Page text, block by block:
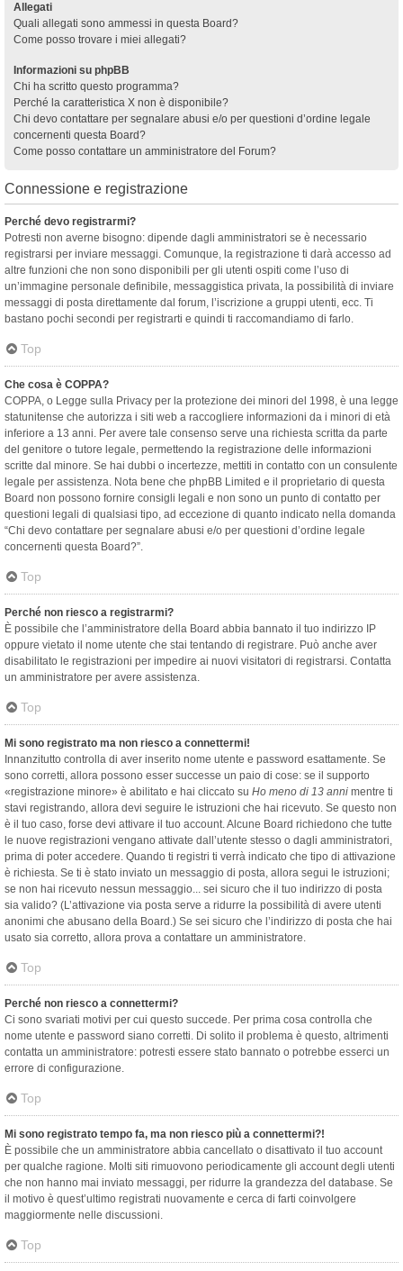
Allegati
Quali allegati sono ammessi in questa Board?
Come posso trovare i miei allegati?
Informazioni su phpBB
Chi ha scritto questo programma?
Perché la caratteristica X non è disponibile?
Chi devo contattare per segnalare abusi e/o per questioni d’ordine legale
concernenti questa Board?
Come posso contattare un amministratore del Forum?
Connessione e registrazione
Perché devo registrarmi?
Potresti non averne bisogno: dipende dagli amministratori se è necessario
registrarsi per inviare messaggi. Comunque, la registrazione ti darà accesso ad
altre funzioni che non sono disponibili per gli utenti ospiti come l’uso di
un’immagine personale definibile, messaggistica privata, la possibilità di inviare
messaggi di posta direttamente dal forum, l’iscrizione a gruppi utenti, ecc. Ti
bastano pochi secondi per registrarti e quindi ti raccomandiamo di farlo.
Top
Che cosa è COPPA?
COPPA, o Legge sulla Privacy per la protezione dei minori del 1998, è una legge
statunitense che autorizza i siti web a raccogliere informazioni da i minori di età
inferiore a 13 anni. Per avere tale consenso serve una richiesta scritta da parte
del genitore o tutore legale, permettendo la registrazione delle informazioni
scritte dal minore. Se hai dubbi o incertezze, mettiti in contatto con un consulente
legale per assistenza. Nota bene che phpBB Limited e il proprietario di questa
Board non possono fornire consigli legali e non sono un punto di contatto per
questioni legali di qualsiasi tipo, ad eccezione di quanto indicato nella domanda
“Chi devo contattare per segnalare abusi e/o per questioni d’ordine legale
concernenti questa Board?”.
Top
Perché non riesco a registrarmi?
È possibile che l’amministratore della Board abbia bannato il tuo indirizzo IP
oppure vietato il nome utente che stai tentando di registrare. Può anche aver
disabilitato le registrazioni per impedire ai nuovi visitatori di registrarsi. Contatta
un amministratore per avere assistenza.
Top
Mi sono registrato ma non riesco a connettermi!
Innanzitutto controlla di aver inserito nome utente e password esattamente. Se
sono corretti, allora possono esser successe un paio di cose: se il supporto
«registrazione minore» è abilitato e hai cliccato su Ho meno di 13 anni mentre ti
stavi registrando, allora devi seguire le istruzioni che hai ricevuto. Se questo non
è il tuo caso, forse devi attivare il tuo account. Alcune Board richiedono che tutte
le nuove registrazioni vengano attivate dall’utente stesso o dagli amministratori,
prima di poter accedere. Quando ti registri ti verrà indicato che tipo di attivazione
è richiesta. Se ti è stato inviato un messaggio di posta, allora segui le istruzioni;
se non hai ricevuto nessun messaggio... sei sicuro che il tuo indirizzo di posta
sia valido? (L’attivazione via posta serve a ridurre la possibilità di avere utenti
anonimi che abusano della Board.) Se sei sicuro che l’indirizzo di posta che hai
usato sia corretto, allora prova a contattare un amministratore.
Top
Perché non riesco a connettermi?
Ci sono svariati motivi per cui questo succede. Per prima cosa controlla che
nome utente e password siano corretti. Di solito il problema è questo, altrimenti
contatta un amministratore: potresti essere stato bannato o potrebbe esserci un
errore di configurazione.
Top
Mi sono registrato tempo fa, ma non riesco più a connettermi?!
È possibile che un amministratore abbia cancellato o disattivato il tuo account
per qualche ragione. Molti siti rimuovono periodicamente gli account degli utenti
che non hanno mai inviato messaggi, per ridurre la grandezza del database. Se
il motivo è quest’ultimo registrati nuovamente e cerca di farti coinvolgere
maggiormente nelle discussioni.
Top